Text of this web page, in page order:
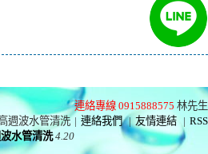
水管 熱水忽冷忽熱 水管堵塞
連絡專線 0915888575 林先生
週波水管清洗 | 連絡我們 | 友情連結 | RSS
水管清洗 4.20